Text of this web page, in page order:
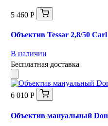
5 460 Р
Объектив Tessar 2,8/50
В наличии
Бесплатная доставка
6 010 Р
Объектив мануальный